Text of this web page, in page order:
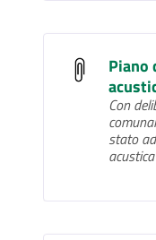
Piano
Con
stato